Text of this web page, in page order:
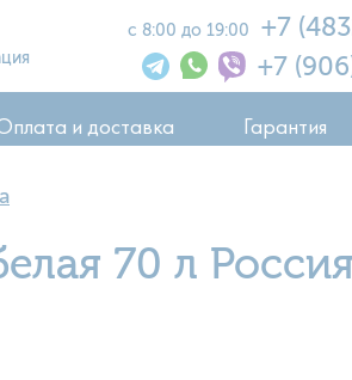
с 8:00 до 19:00
+7
+7
и доставка Гарантия
70 л